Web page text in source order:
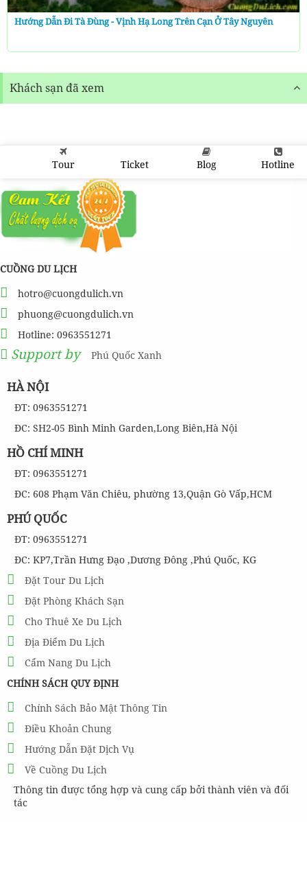
Hướng Dẫn Đi Tà Đùng - Vịnh Hạ Long Trên Cạn Ở Tây Nguyên
Khách sạn đã xem
Tour Ticket Blog Hotline
CUỒNG DU LỊCH
hotro@cuongdulich.vn
phuong@cuongdulich.vn
Hotline: 0963551271
Support by Phú Quốc Xanh
HÀ NỘI
ĐT: 0963551271
ĐC: SH2-05 Bình Minh Garden,Long Biên,Hà Nội
HỒ CHÍ MINH
ĐT: 0963551271
ĐC: 608 Phạm Văn Chiêu, phường 13,Quận Gò Vấp,HCM
PHÚ QUỐC
ĐT: 0963551271
ĐC: KP7,Trần Hưng Đạo ,Dương Đông ,Phú Quốc, KG
Đặt Tour Du Lịch
Đặt Phòng Khách Sạn
Cho Thuê Xe Du Lịch
Địa Điểm Du Lịch
Cẩm Nang Du Lịch
CHÍNH SÁCH QUY ĐỊNH
Chính Sách Bảo Mật Thông Tin
Điều Khoản Chung
Hướng Dẫn Đặt Dịch Vụ
Về Cuồng Du Lịch
Thông tin được tổng hợp và cung cấp bởi thành viên và đối
tác